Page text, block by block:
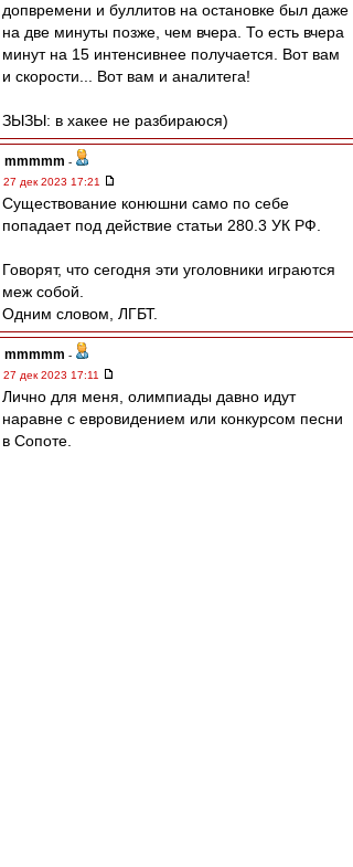
допвремени и буллитов на остановке был даже
на две минуты позже, чем вчера. То есть вчера
минут на 15 интенсивнее получается. Вот вам
и скорости... Вот вам и аналитега!
ЗЫЗЫ: в хакее не разбираюся)
mmmmm -
27 дек 2023 17:21
Существование конюшни само по себе
попадает под действие статьи 280.3 УК РФ.
Говорят, что сегодня эти уголовники играются
меж собой.
Одним словом, ЛГБТ.
mmmmm -
27 дек 2023 17:11
Лично для меня, олимпиады давно идут
наравне с евровидением или конкурсом песни
в Сопоте.